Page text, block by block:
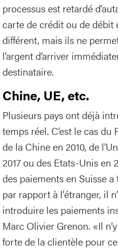
processus est retardé
carte de crédit ou de
différent, mais ils ne
l’argent d’arriver
destinataire.
Chine, UE, etc.
Plusieurs pays ont déjà
temps réel. C’est le cas
de la Chine en 2010, de
2017 ou des Etats-Unis en
des paiements en Suisse
par rapport à l'étranger, il
introduire les paiements
Marc Olivier Grenon. «Il
forte de la clientèle pour